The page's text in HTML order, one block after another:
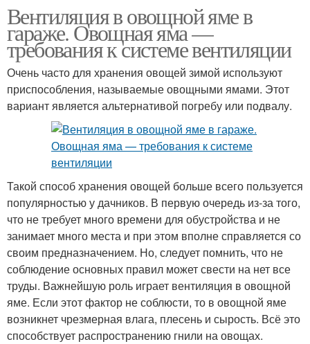
Вентиляция в овощной яме в
гараже. Овощная яма —
требования к системе вентиляции
Очень часто для хранения овощей зимой используют
приспособления, называемые овощными ямами. Этот
вариант является альтернативой погребу или подвалу.
Такой способ хранения овощей больше всего пользуется
популярностью у дачников. В первую очередь из-за того,
что не требует много времени для обустройства и не
занимает много места и при этом вполне справляется со
своим предназначением. Но, следует помнить, что не
соблюдение основных правил может свести на нет все
труды. Важнейшую роль играет вентиляция в овощной
яме. Если этот фактор не соблюсти, то в овощной яме
возникнет чрезмерная влага, плесень и сырость. Всё это
способствует распространению гнили на овощах.